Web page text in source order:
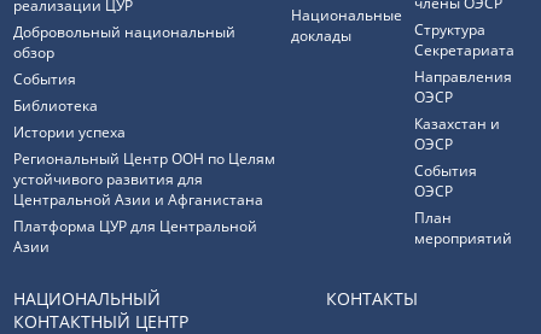
реализации ЦУР
Добровольный национальный
обзор
События
Библиотека
Истории успеха
Региональный Центр ООН по Целям
устойчивого развития для
Центральной Азии и Афганистана
Платформа ЦУР для Центральной
Азии
Национальные
доклады
Структура
Секретариата
Направления
ОЭСР
Казахстан и
ОЭСР
События
ОЭСР
План
мероприятий
НАЦИОНАЛЬНЫЙ
КОНТАКТНЫЙ ЦЕНТР
КОНТАКТЫ